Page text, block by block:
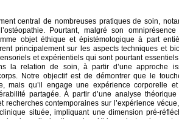
central de nombreuses pratiques de soin,
Pourtant, malgré son
objet éthique et épistémologique à part
principalement sur les aspects techniques et
et expérientiels qui sont pourtant
la relation de soin, à partir d’une approche
Notre objectif est de démontrer que le
mais qu’il engage une expérience corporelle
partagée. À partir d’une analyse
recherches contemporaines sur l’expérience
située, impliquant une dimension pré-